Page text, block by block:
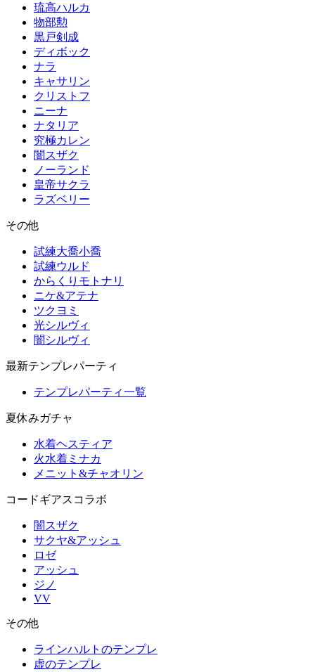
琉高ハルカ
物部勲
黒戸剣成
ディボック
ナラ
キャサリン
クリストフ
ニーナ
ナタリア
究極カレン
闇スザク
ノーランド
皇帝サクラ
ラズベリー
その他
試練大喬小喬
試練ウルド
からくりモトナリ
ニケ&アテナ
ツクヨミ
光シルヴィ
闇シルヴィ
最新テンプレパーティ
テンプレパーティ一覧
夏休みガチャ
水着ヘスティア
火水着ミナカ
メニット&チャオリン
コードギアスコラボ
闇スザク
サクヤ&アッシュ
ロゼ
アッシュ
ジノ
VV
その他
ラインハルトのテンプレ
虚のテンプレ